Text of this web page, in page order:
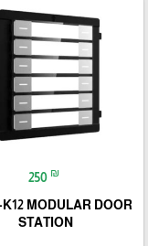
250 ₪
K12 MODULAR DOOR
STATION